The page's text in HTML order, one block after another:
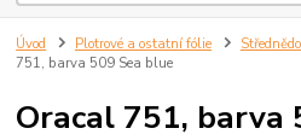
Úvod Plotrové a ostatní fólie
751, barva 509 Sea blue
Oracal 751, barva